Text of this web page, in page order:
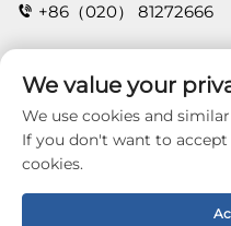
+86（020） 81272666
HUBUNGI
Copyright © 2026
Limited. All right
We value your
We use cookies and
If you don't want to accept
cookies.